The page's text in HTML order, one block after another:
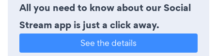
All you need to know about our Social
Stream app is just a click away.
See the details